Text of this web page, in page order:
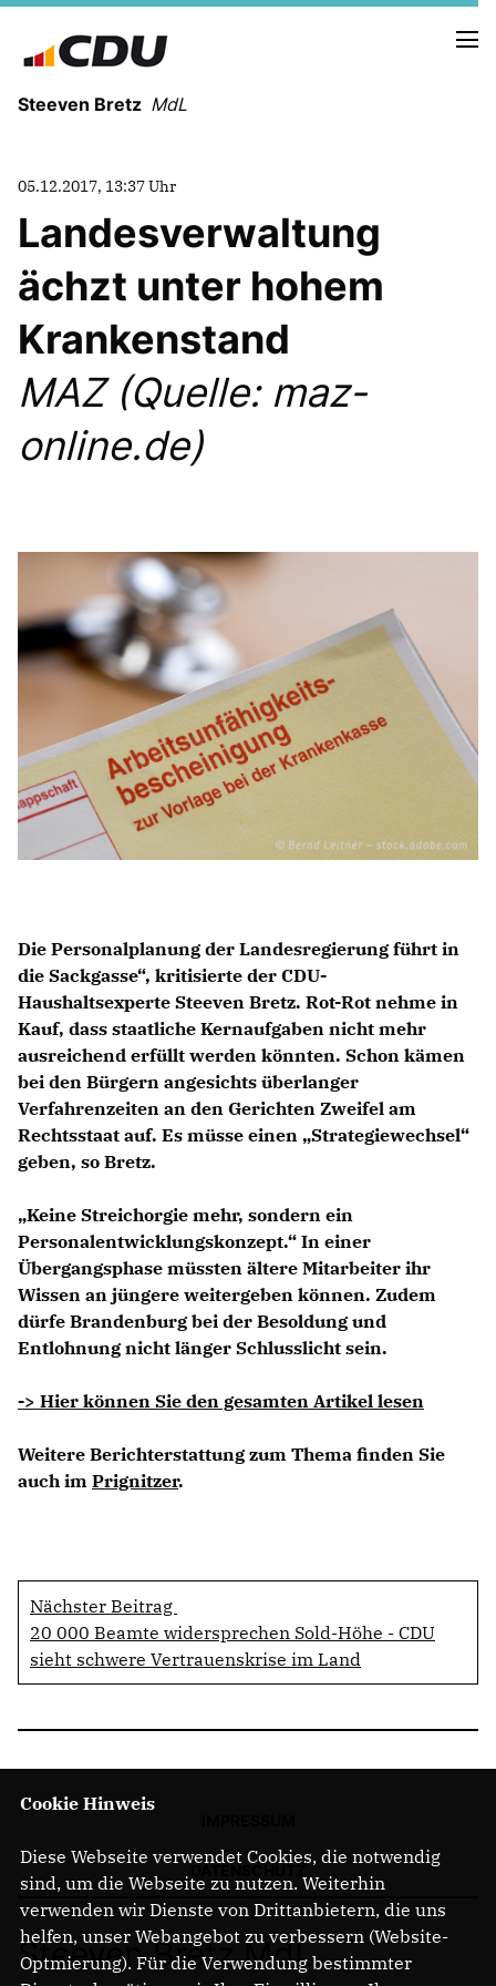
Steeven Bretz MdL
VITA
WAHLKREISBESUCHE
PRESSEFOTOS
MEIN BÜRGERBÜRO
MEIN WAHLKREIS
CDU Deutschland
CDU Fraktion im Brandenburger Landtag
CDU Brandenburg
CDU Potsdam
05.12.2017, 13:37 Uhr
Landesverwaltung
ächzt unter hohem
Krankenstand
MAZ (Quelle: maz-
online.de)
Die Personalplanung der Landesregierung führt in
die Sackgasse“, kritisierte der CDU-
Haushaltsexperte Steeven Bretz. Rot-Rot nehme in
Kauf, dass staatliche Kernaufgaben nicht mehr
ausreichend erfüllt werden könnten. Schon kämen
bei den Bürgern angesichts überlanger
Verfahrenzeiten an den Gerichten Zweifel am
Rechtsstaat auf. Es müsse einen „Strategiewechsel“
geben, so Bretz.
Keine Streichorgie mehr, sondern ein
Personalentwicklungskonzept.“ In einer
Übergangsphase müssten ältere Mitarbeiter ihr
Wissen an jüngere weitergeben können. Zudem
dürfe Brandenburg bei der Besoldung und
Entlohnung nicht länger Schlusslicht sein.
-> Hier können Sie den gesamten Artikel lesen
Weitere Berichterstattung zum Thema finden Sie
auch im Prignitzer.
Nächster Beitrag
20 000 Beamte widersprechen Sold-Höhe - CDU
sieht schwere Vertrauenskrise im Land
Steeven Bretz MdL
Cookie Hinweis
Diese Webseite verwendet Cookies, die notwendig
sind, um die Webseite zu nutzen. Weiterhin
verwenden wir Dienste von Drittanbietern, die uns
helfen, unser Webangebot zu verbessern (Website-
Optmierung). Für die Verwendung bestimmter